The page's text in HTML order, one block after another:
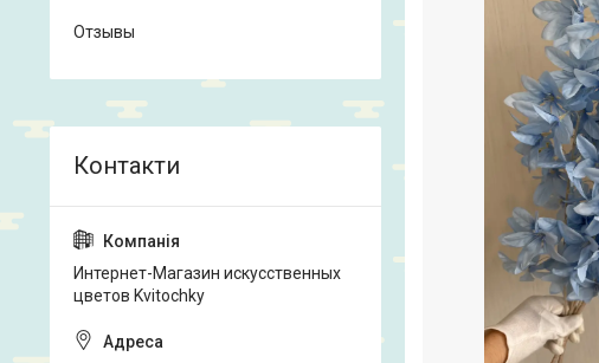
Отзывы
Интернет-Магазин искусственных
цветов Kvitochky